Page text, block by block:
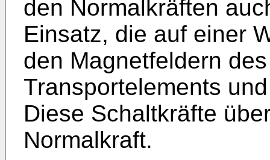
den Normalkräften
Einsatz, die auf einer
den Magnetfeldern
Transportelements
Diese Schaltkräfte
Normalkraft.